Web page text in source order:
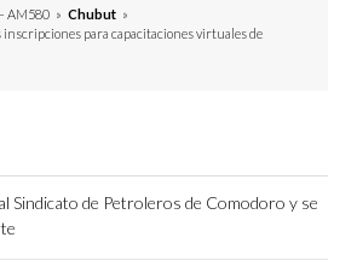
AM580 » Chubut »
para capacitaciones virtuales de
Sindicato de Petroleros de Comodoro y se